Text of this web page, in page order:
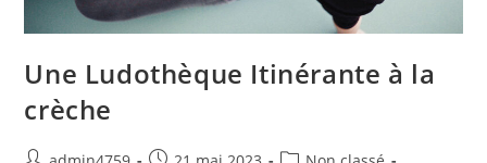
Une Ludothèque Itinérante à la
crèche